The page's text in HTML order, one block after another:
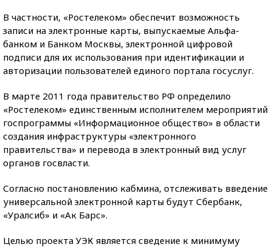
В частности, «Ростелеком» обеспечит возможность
записи на электронные карты, выпускаемые Альфа-
банком и Банком Москвы, электронной цифровой
подписи для их использования при идентификации и
авторизации пользователей единого портала госуслуг.
В марте 2011 года правительство РФ определило
«Ростелеком» единственным исполнителем мероприятий
госпрограммы «Информационное общество» в области
создания инфраструктуры «электронного
правительства» и перевода в электронный вид услуг
органов госвласти.
Согласно постановлению кабмина, отслеживать введение
универсальной электронной карты будут Сбербанк,
«Уралсиб» и «Ак Барс».
Целью проекта УЭК является сведение к минимуму